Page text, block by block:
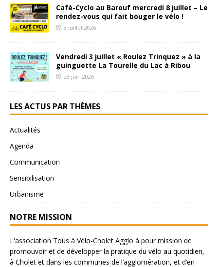
Café-Cyclo au Barouf mercredi 8 juillet – Le
rendez-vous qui fait bouger le vélo !
3 juillet 2026
Vendredi 3 juillet « Roulez Trinquez » à la
guinguette La Tourelle du Lac à Ribou
28 juin 2026
LES ACTUS PAR THÈMES
Actualités
Agenda
Communication
Sensibilisation
Urbanisme
NOTRE MISSION
L'association Tous à Vélo-Cholet Agglo à pour mission de
promouvoir et de développer la pratique du vélo au quotidien,
à Cholet et dans les communes de l’agglomération, et d’en